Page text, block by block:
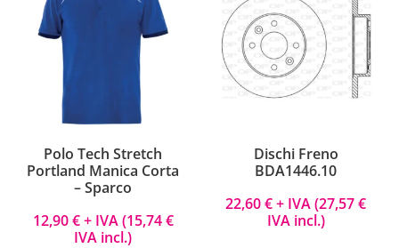
Polo Tech Stretch
Portland Manica Corta
– Sparco
12,90€+ IVA (15,74€
IVA incl.)
Dischi Freno
BDA1446.10
22,60€+ IVA (27,57€
IVA incl.)